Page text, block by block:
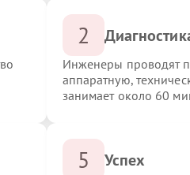
2
Инженеры проводят
аппаратную,
занимает около 60
5 Успех